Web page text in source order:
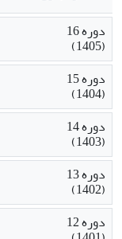
دوره 16
(1405)
دوره 15
(1404)
دوره 14
(1403)
دوره 13
(1402)
دوره 12